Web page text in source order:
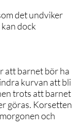
det undviker
dock
att barnet bör ha
kurvan att bli
trots att barnet
göras. Korsetten
och